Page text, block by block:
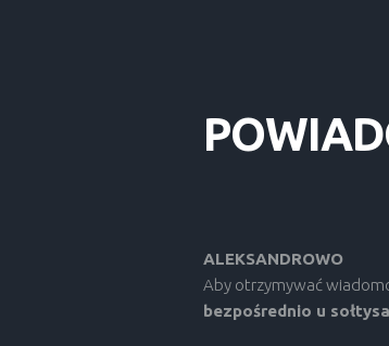
ALEKSANDROWO
Aby otrzymywać
bezpośrednio u sołtysa